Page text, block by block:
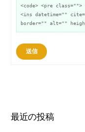
<code> <pre
<ins datetime=""
border="" alt=""
送信
最近の投稿